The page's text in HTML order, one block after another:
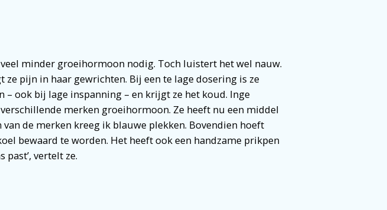
minder groeihormoon nodig. Toch luistert het wel nauw.
pijn in haar gewrichten. Bij een te lage dosering is ze
ook bij lage inspanning – en krijgt ze het koud. Inge
merken groeihormoon. Ze heeft nu een middel
van de merken kreeg ik blauwe plekken. Bovendien hoeft
bewaard te worden. Het heeft ook een handzame prikpen
vertelt ze.